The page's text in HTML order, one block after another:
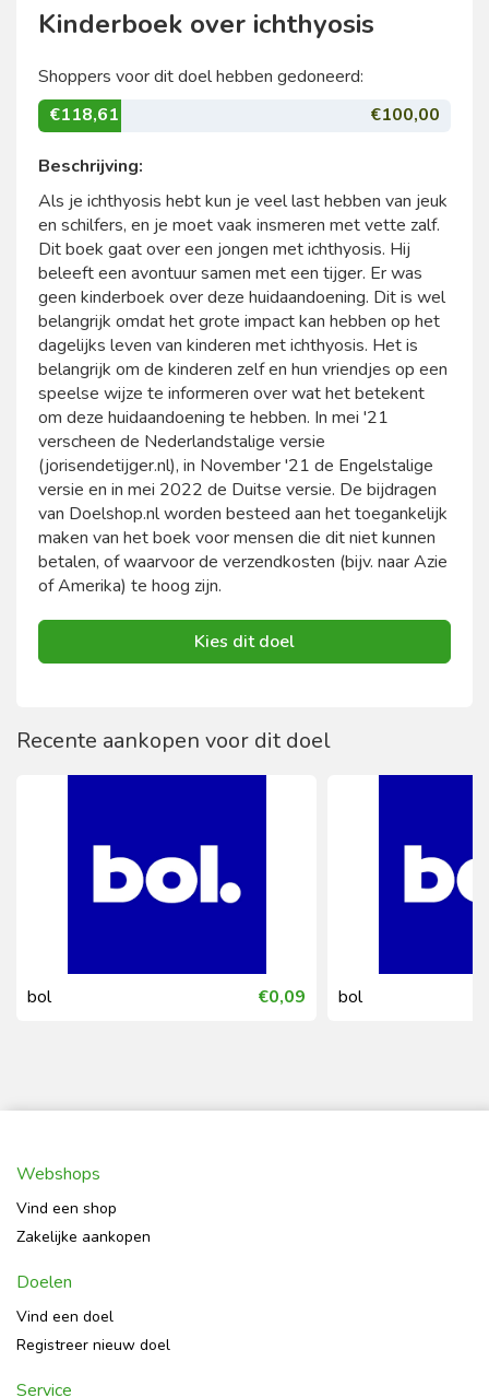
Kinderboek over ichthyosis
Shoppers voor dit doel hebben gedoneerd:
€118,61
€100,00
Beschrijving:
Als je ichthyosis hebt kun je veel last hebben van jeuk
en schilfers, en je moet vaak insmeren met vette zalf.
Dit boek gaat over een jongen met ichthyosis. Hij
beleeft een avontuur samen met een tijger. Er was
geen kinderboek over deze huidaandoening. Dit is wel
belangrijk omdat het grote impact kan hebben op het
dagelijks leven van kinderen met ichthyosis. Het is
belangrijk om de kinderen zelf en hun vriendjes op een
speelse wijze te informeren over wat het betekent
om deze huidaandoening te hebben. In mei '21
verscheen de Nederlandstalige versie
(jorisendetijger.nl), in November '21 de Engelstalige
versie en in mei 2022 de Duitse versie. De bijdragen
van Doelshop.nl worden besteed aan het toegankelijk
maken van het boek voor mensen die dit niet kunnen
betalen, of waarvoor de verzendkosten (bijv. naar Azie
of Amerika) te hoog zijn.
Kies dit doel
Recente aankopen voor dit doel
bol €0,09 bol
Webshops
Vind een shop
Zakelijke aankopen
Doelen
Vind een doel
Registreer nieuw doel
Service